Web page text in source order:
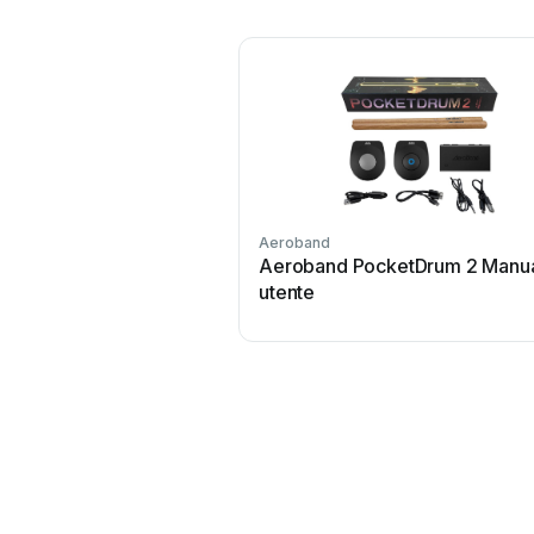
Aeroband
Aeroband PocketDrum 2
utente